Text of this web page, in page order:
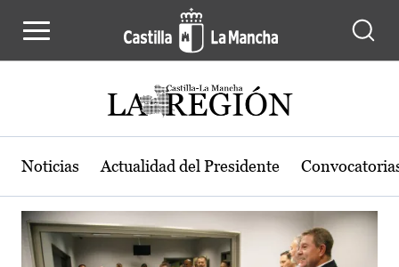
Actualidad de la región de Castilla-
Noticias Actualidad del Presidente